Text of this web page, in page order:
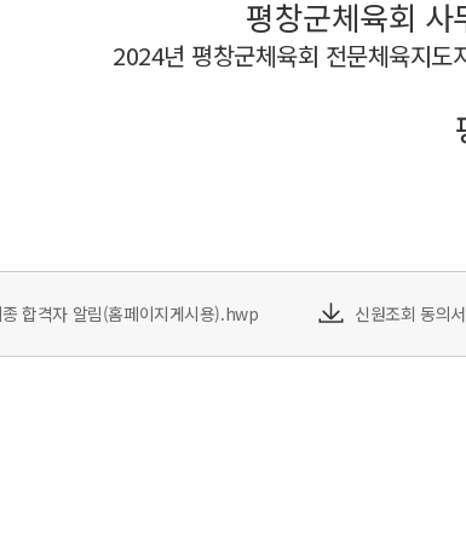
평창군체육회 사
2024년 평창군체육회 전문체육지
합격자 알림(홈페이지게시용).hwp 신원조회 동의